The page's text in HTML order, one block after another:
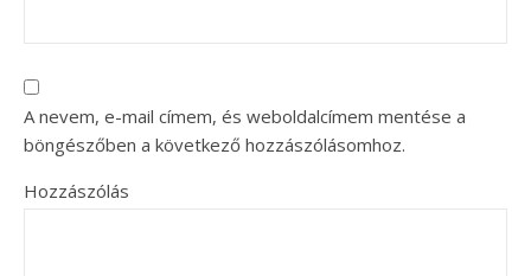
A nevem, e-mail címem, és weboldalcímem mentése a
böngészőben a következő hozzászólásomhoz.
Hozzászólás